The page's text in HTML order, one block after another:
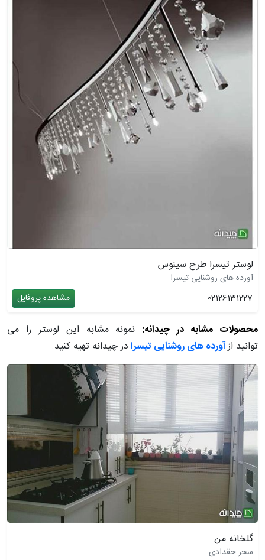
لوستر تیسرا طرح سینوس
آورده های روشنایی تیسرا
02126131227
مشاهده پروفایل
محصولات مشابه در چیدانه: نمونه مشابه این لوستر را می
توانید ازآورده های روشنایی تیسرادر چیدانه تهیه کنید.
گلخانه من
سحر حقدادی